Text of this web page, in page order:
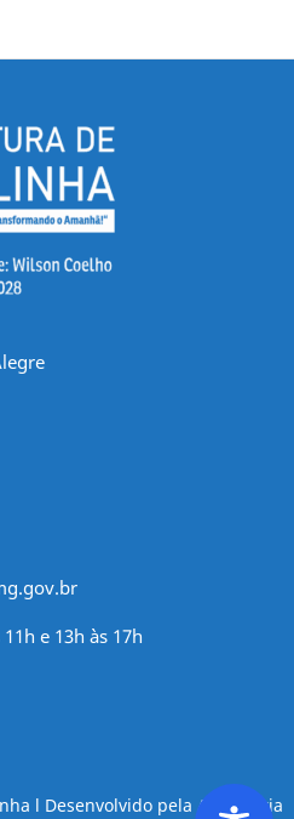
e 13h às 17h
l Desenvolvido pela Assessoria